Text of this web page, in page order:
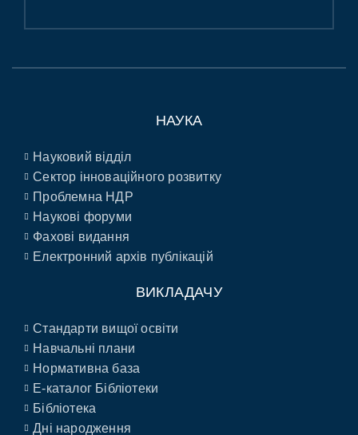
НАУКА
Науковий відділ
Сектор інноваційного розвитку
Проблемна НДР
Наукові форуми
Фахові видання
Електронний архів публікацій
ВИКЛАДАЧУ
Стандарти вищої освіти
Навчальні плани
Нормативна база
E-каталог Бібліотеки
Бібліотека
Дні народження